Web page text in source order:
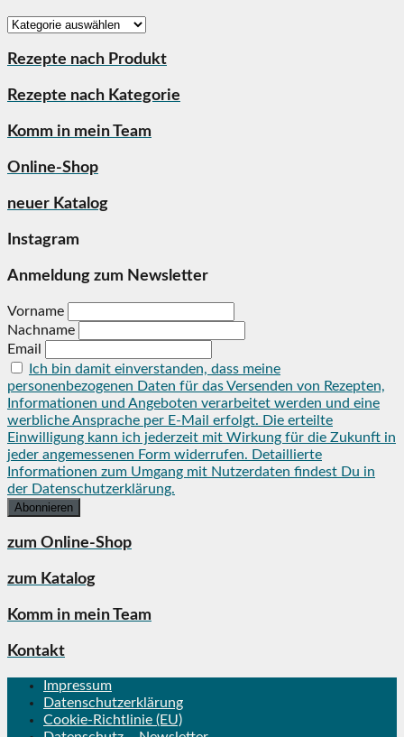
Rezepte
Kategorie
Rezepte nach Produkt
Rezepte nach Kategorie
Komm in mein Team
Online-Shop
neuer Katalog
Instagram
Anmeldung zum Newsletter
Vorname
Nachname
Email
Ich bin damit einverstanden, dass meine
personenbezogenen Daten für das Versenden von Rezepten,
Informationen und Angeboten verarbeitet werden und eine
werbliche Ansprache per E-Mail erfolgt. Die erteilte
Einwilligung kann ich jederzeit mit Wirkung für die Zukunft in
jeder angemessenen Form widerrufen. Detaillierte
Informationen zum Umgang mit Nutzerdaten findest Du in
der Datenschutzerklärung.
zum Online-Shop
zum Katalog
Komm in mein Team
Kontakt
Impressum
Datenschutzerklärung
Cookie-Richtlinie (EU)